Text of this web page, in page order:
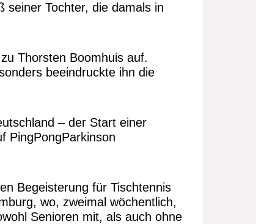
seiner Tochter, die damals in
Thorsten Boomhuis auf.
beeindruckte ihn die
– der Start einer
PingPongParkinson
Begeisterung für Tischtennis
wo, zweimal wöchentlich,
Senioren mit, als auch ohne